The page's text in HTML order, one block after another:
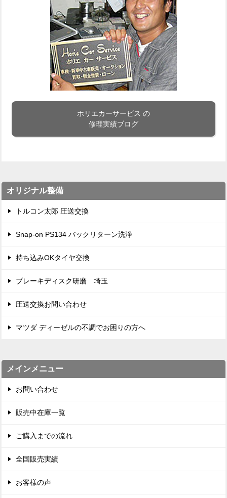
ホリエカーサービス の
修理実績ブログ
オリジナル整備
トルコン太郎 圧送交換
Snap-on PS134 バックリターン洗浄
持ち込みOKタイヤ交換
ブレーキディスク研磨 埼玉
圧送交換お問い合わせ
マツダ ディーゼルの不調でお困りの方へ
メインメニュー
お問い合わせ
販売中在庫一覧
ご購入までの流れ
全国販売実績
お客様の声